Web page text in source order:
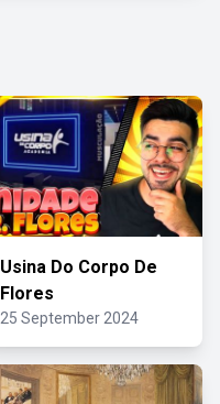
Usina Do Corpo De
Flores
25 September 2024